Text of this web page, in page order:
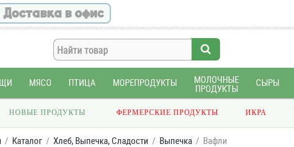
Доставка в офис
МЯСО ПТИЦА МОРЕПРОДУКТЫ МОЛОЧНЫЕ
ПРОДУКТЫ
СЫРЫ
НОВЫЕ ПРОДУКТЫ ФЕРМЕРСКИЕ ПРОДУКТЫ ИКРА
Каталог Хлеб, Выпечка, Сладости Выпечка Вафли